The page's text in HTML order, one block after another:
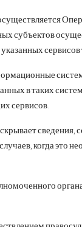
субъектов
сервисов
в таких
сервисов.
когда это